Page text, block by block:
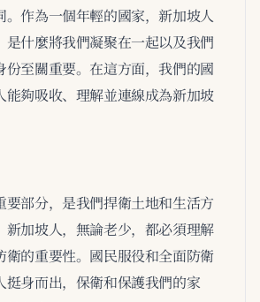
。作為一個年輕的國家，新加坡人
是什麼將我們凝聚在一起以及我們
份至關重要。在這方面，我們的國
能夠吸收、理解並連線成為新加坡
要部分，是我們捍衛土地和生活方
新加坡人，無論老少，都必須理解
衛的重要性。國民服役和全面防衛
挺身而出，保衛和保護我們的家